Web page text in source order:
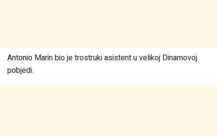
Antonio Marin bio je trostruki asistent u velikoj Dinamovoj
pobjedi.